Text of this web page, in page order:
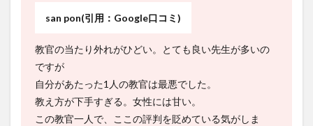
san pon(引用：Google口コミ)
教官の当たり外れがひどい。とても良い先生が多いの
ですが
自分があたった1人の教官は最悪でした。
教え方が下手すぎる。女性には甘い。
この教官一人で、ここの評判を貶めている気がしま